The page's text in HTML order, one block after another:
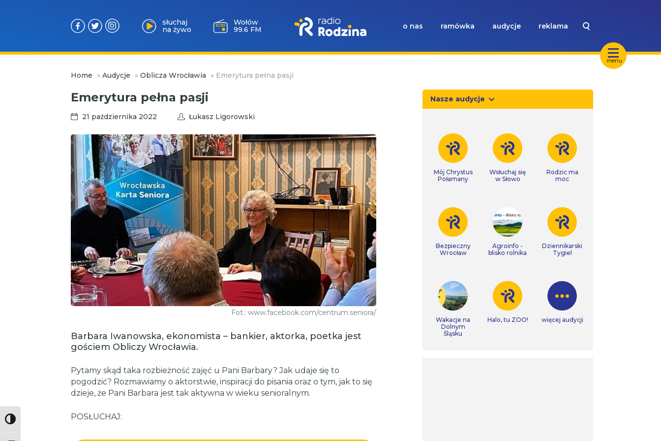
Toggle High Contrast
menu
słuchaj
na żywo
Wołów
99.6 FM
o nas ramówka audycje reklama
Home » Audycje » Oblicza Wrocławia » Emerytura pełna pasji
Emerytura pełna pasji
21 października 2022 Łukasz Ligorowski
Fot.: www.facebook.com/centrum.seniora/
Barbara Iwanowska, ekonomista – bankier, aktorka, poetka jest
gościem Obliczy Wrocławia.
Pytamy skąd taka rozbieżność zajęć u Pani Barbary? Jak udaje się to
pogodzić? Rozmawiamy o aktorstwie, inspiracji do pisania oraz o tym, jak to się
dzieje, że Pani Barbara jest tak aktywna w wieku senioralnym.
POSŁUCHAJ:
Nasze audycje
Mój Chrystus
Połamany
Wsłuchaj się
w Słowo
Rodzic ma
moc
Bezpieczny
Wrocław
Agroinfo -
blisko rolnika
Dziennikarski
Tygiel
Wakacje na
Dolnym
Śląsku
Halo, tu ZOO! więcej audycji